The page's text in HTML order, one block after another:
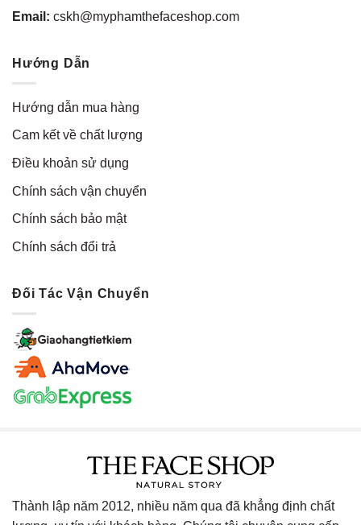
Email: cskh@myphamthefaceshop.com
Hướng Dẫn
Hướng dẫn mua hàng
Cam kết về chất lượng
Điều khoản sử dụng
Chính sách vận chuyển
Chính sách bảo mật
Chính sách đổi trả
Đối Tác Vận Chuyển
Thành lập năm 2012, nhiều năm qua đã khẳng định chất